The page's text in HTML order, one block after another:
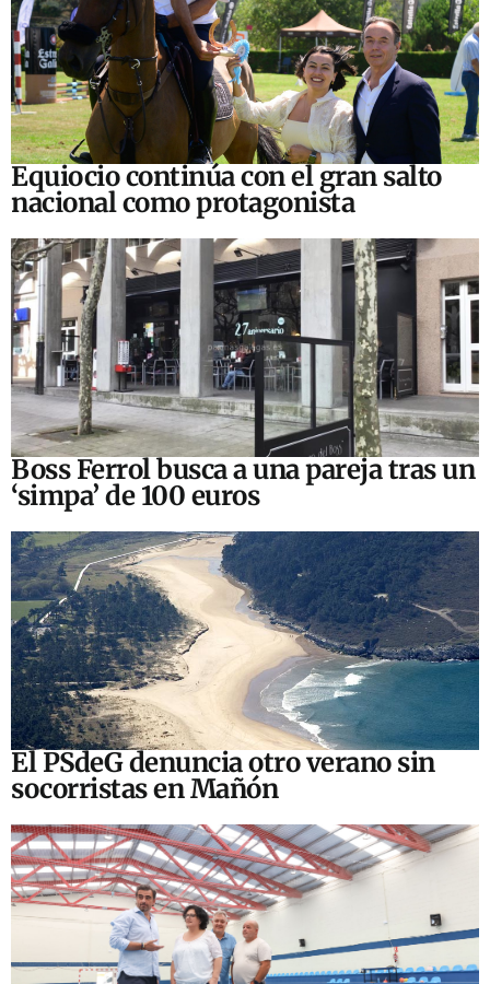
Equiocio continúa con el gran salto
nacional como protagonista
Boss Ferrol busca a una pareja tras un
‘simpa’ de 100 euros
El PSdeG denuncia otro verano sin
socorristas en Mañón